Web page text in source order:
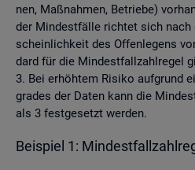
nen, Maß­nah­men, Be­trie­be)
der Min­dest­fäl­le rich­tet sich nach
schein­lich­keit des Of­fen­le­gens
dard für die Min­dest­fall­zahl­re­gel
3. Bei er­höh­tem Ri­si­ko auf­grund
gra­des der Daten kann die
als 3 fest­ge­setzt wer­den.
Bei­spiel 1: